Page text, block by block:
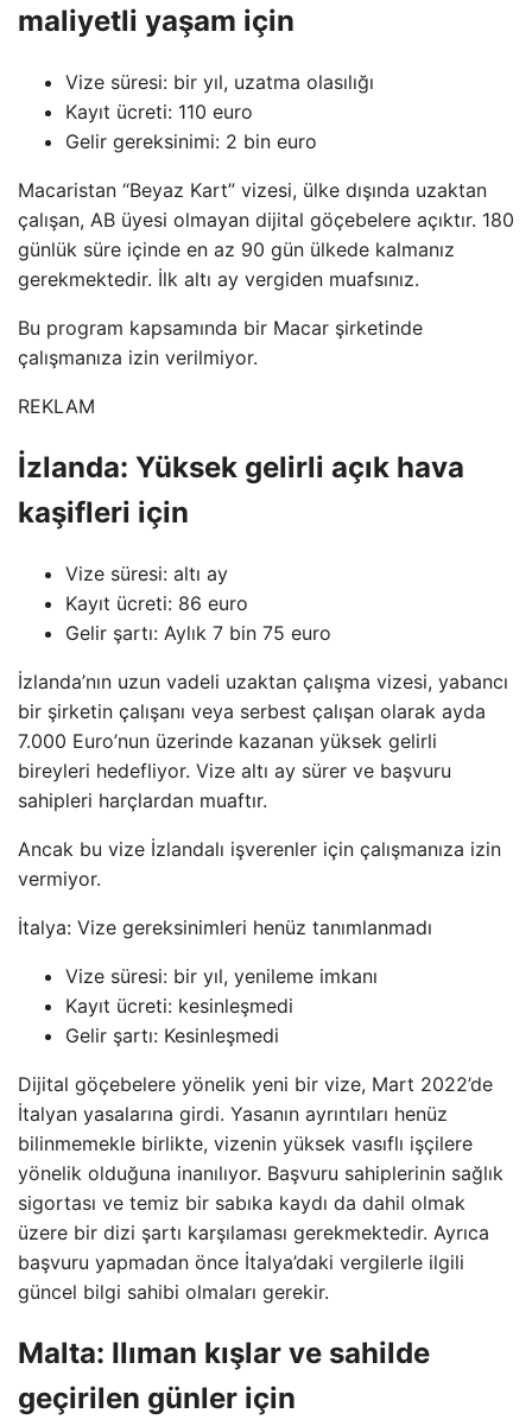
maliyetli yaşam için
Vize süresi: bir yıl, uzatma olasılığı
Kayıt ücreti: 110 euro
Gelir gereksinimi: 2 bin euro
Macaristan “Beyaz Kart” vizesi, ülke dışında uzaktan
çalışan, AB üyesi olmayan dijital göçebelere açıktır. 180
günlük süre içinde en az 90 gün ülkede kalmanız
gerekmektedir. İlk altı ay vergiden muafsınız.
Bu program kapsamında bir Macar şirketinde
çalışmanıza izin verilmiyor.
REKLAM
İzlanda: Yüksek gelirli açık hava
kaşifleri için
Vize süresi: altı ay
Kayıt ücreti: 86 euro
Gelir şartı: Aylık 7 bin 75 euro
İzlanda’nın uzun vadeli uzaktan çalışma vizesi, yabancı
bir şirketin çalışanı veya serbest çalışan olarak ayda
7.000 Euro’nun üzerinde kazanan yüksek gelirli
bireyleri hedefliyor. Vize altı ay sürer ve başvuru
sahipleri harçlardan muaftır.
Ancak bu vize İzlandalı işverenler için çalışmanıza izin
vermiyor.
İtalya: Vize gereksinimleri henüz tanımlanmadı
Vize süresi: bir yıl, yenileme imkanı
Kayıt ücreti: kesinleşmedi
Gelir şartı: Kesinleşmedi
Dijital göçebelere yönelik yeni bir vize, Mart 2022’de
İtalyan yasalarına girdi. Yasanın ayrıntıları henüz
bilinmemekle birlikte, vizenin yüksek vasıflı işçilere
yönelik olduğuna inanılıyor. Başvuru sahiplerinin sağlık
sigortası ve temiz bir sabıka kaydı da dahil olmak
üzere bir dizi şartı karşılaması gerekmektedir. Ayrıca
başvuru yapmadan önce İtalya’daki vergilerle ilgili
güncel bilgi sahibi olmaları gerekir.
Malta: Ilıman kışlar ve sahilde
geçirilen günler için